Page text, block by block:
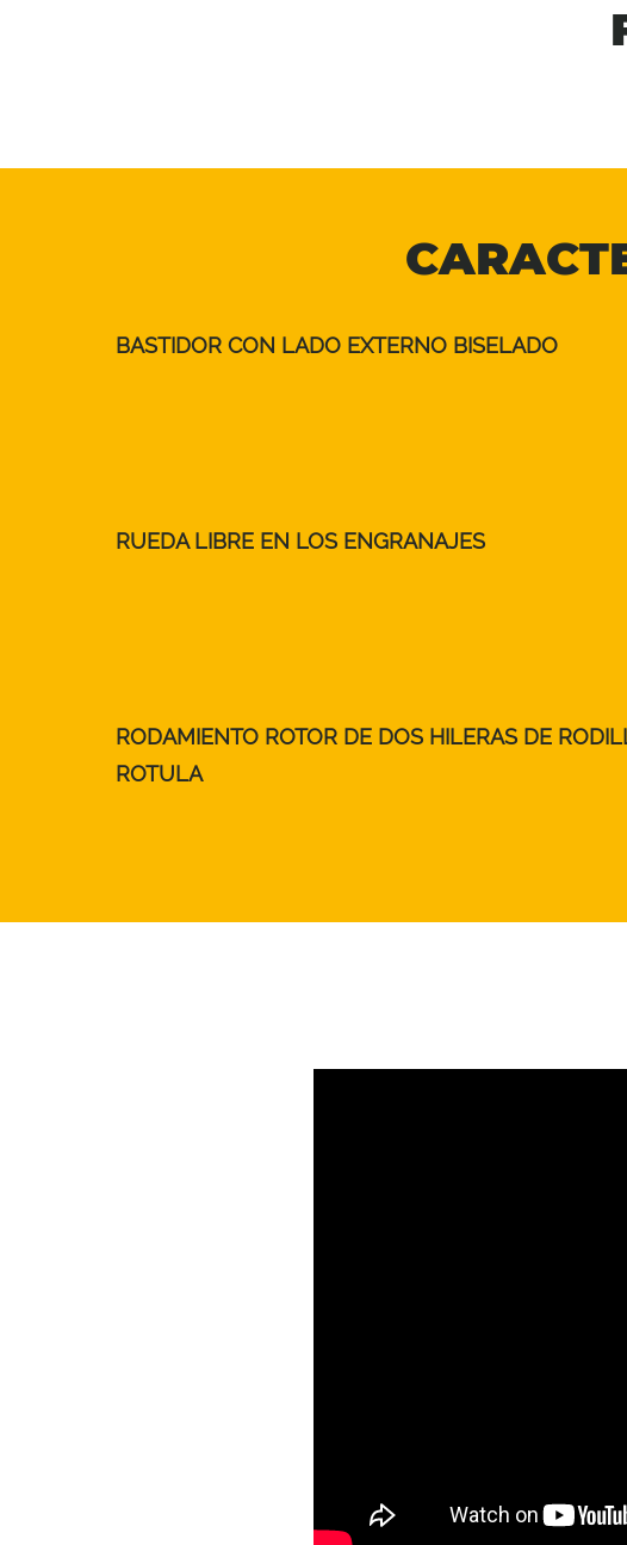
BASTIDOR CON LADO EXTERNO BISELADO
RUEDA LIBRE EN LOS ENGRANAJES
RODAMIENTO ROTOR DE DOS HILERAS DE
ROTULA